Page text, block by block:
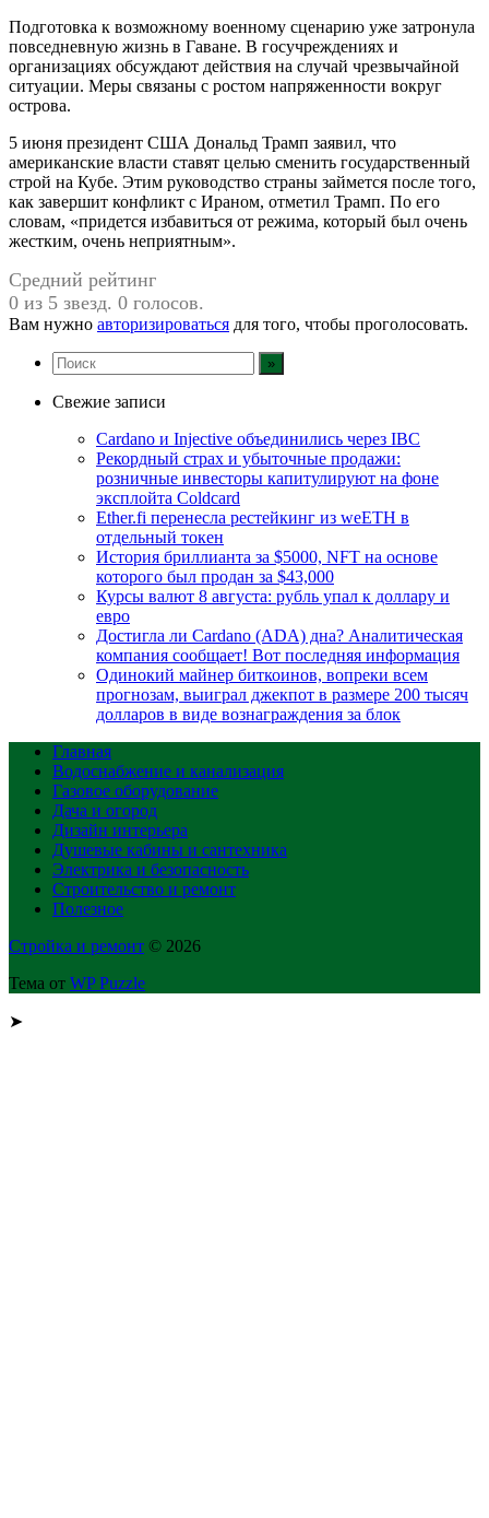
Подготовка к возможному военному сценарию уже затронула
повседневную жизнь в Гаване. В госучреждениях и
организациях обсуждают действия на случай чрезвычайной
ситуации. Меры связаны с ростом напряженности вокруг
острова.
5 июня президент США Дональд Трамп заявил, что
американские власти ставят целью сменить государственный
строй на Кубе. Этим руководство страны займется после того,
как завершит конфликт с Ираном, отметил Трамп. По его
словам, «придется избавиться от режима, который был очень
жестким, очень неприятным».
Средний рейтинг
0 из 5 звезд. 0 голосов.
Вам нужно авторизироваться для того, чтобы проголосовать.
Свежие записи
Cardano и Injective объединились через IBC
Рекордный страх и убыточные продажи:
розничные инвесторы капитулируют на фоне
эксплойта Coldcard
Ether.fi перенесла рестейкинг из weETH в
отдельный токен
История бриллианта за $5000, NFT на основе
которого был продан за $43,000
Курсы валют 8 августа: рубль упал к доллару и
евро
Достигла ли Cardano (ADA) дна? Аналитическая
компания сообщает! Вот последняя информация
Одинокий майнер биткоинов, вопреки всем
прогнозам, выиграл джекпот в размере 200 тысяч
долларов в виде вознаграждения за блок
Главная
Водоснабжение и канализация
Газовое оборудование
Дача и огород
Дизайн интерьера
Душевые кабины и сантехника
Электрика и безопасность
Строительство и ремонт
Полезное
Стройка и ремонт © 2026
Тема от WP Puzzle
➤